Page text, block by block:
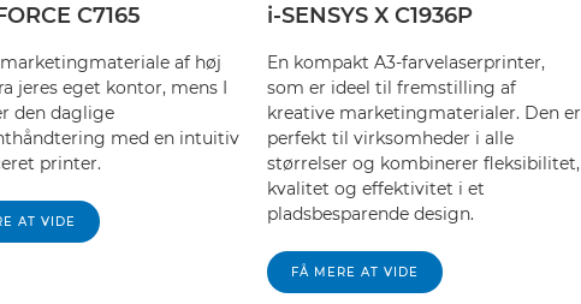
C7165
af høj
jeres eget kontor, mens I
den daglige
med en intuitiv
printer.
AT VIDE
i-SENSYS X C1936P
En kompakt A3-farvelaserprinter,
som er ideel til fremstilling af
kreative marketingmaterialer. Den er
perfekt til virksomheder i alle
størrelser og kombinerer fleksibilitet,
kvalitet og effektivitet i et
pladsbesparende design.
FÅ MERE AT VIDE